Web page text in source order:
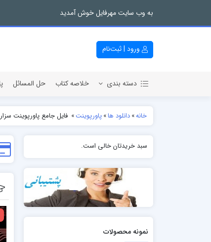
به وب سایت مهرفایل خوش آمدید
ورود | ثبت‌نام
دسته بندی خلاصه کتاب حل المسائل
خانه»دانلود ها»پاورپوینت» فایل جامع پاورپوینت
سبد خریدتان خالی است.
نمونه محصولات